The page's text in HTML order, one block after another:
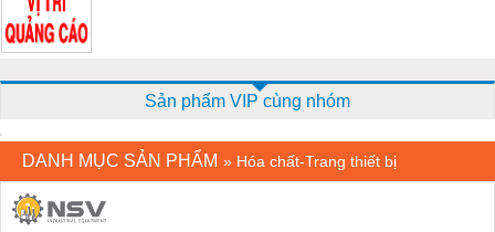
Sản phẩm VIP cùng nhóm
DANH MỤC SẢN PHẨM » Hóa chất-Trang thiết bị